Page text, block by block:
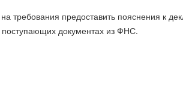
требования предоставить пояснения к
документах из ФНС.